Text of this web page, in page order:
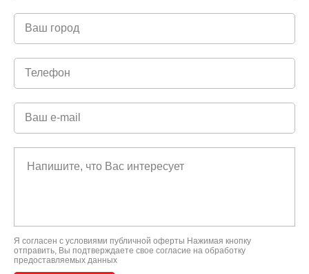
Я согласен с условиями публичной оферты Нажимая кнопку
отправить, Вы подтверждаете свое согласие на обработку
предоставляемых данных